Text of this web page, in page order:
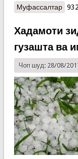
Муфассалтаро
Хадамоти
гузашта ва
Чоп шуд: 28/08/